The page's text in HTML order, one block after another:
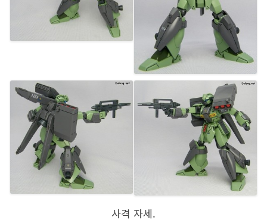
사격 자세.